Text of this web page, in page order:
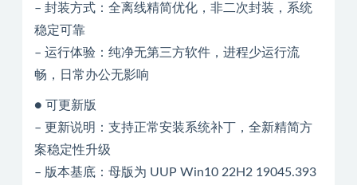
– 封装方式：全离线精简优化，非二次封装，系统
稳定可靠
– 运行体验：纯净无第三方软件，进程少运行流
畅，日常办公无影响
● 可更新版
– 更新说明：支持正常安装系统补丁，全新精简方
案稳定性升级
– 版本基底：母版为 UUP Win10 22H2 19045.393